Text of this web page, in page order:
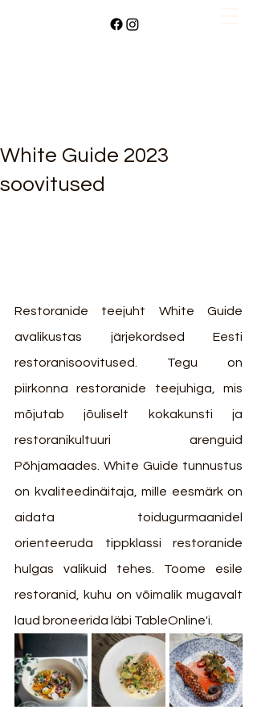
White Guide 2023
soovitused
Restoranide teejuht White Guide
avalikustas järjekordsed Eesti
restoranisoovitused. Tegu on
piirkonna restoranide teejuhiga, mis
mõjutab jõuliselt kokakunsti ja
restoranikultuuri arenguid
Põhjamaades. White Guide tunnustus
on kvaliteedinäitaja, mille eesmärk on
aidata toidugurmaanidel
orienteeruda tippklassi restoranide
hulgas valikuid tehes. Toome esile
restoranid, kuhu on võimalik mugavalt
laud broneerida läbi TableOnline'i.